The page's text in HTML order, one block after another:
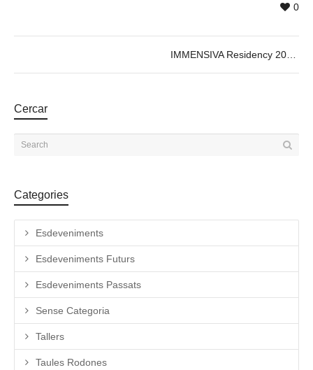
0
Cercar
Categories
Esdeveniments
Esdeveniments Futurs
Esdeveniments Passats
Sense Categoria
Tallers
Taules Rodones